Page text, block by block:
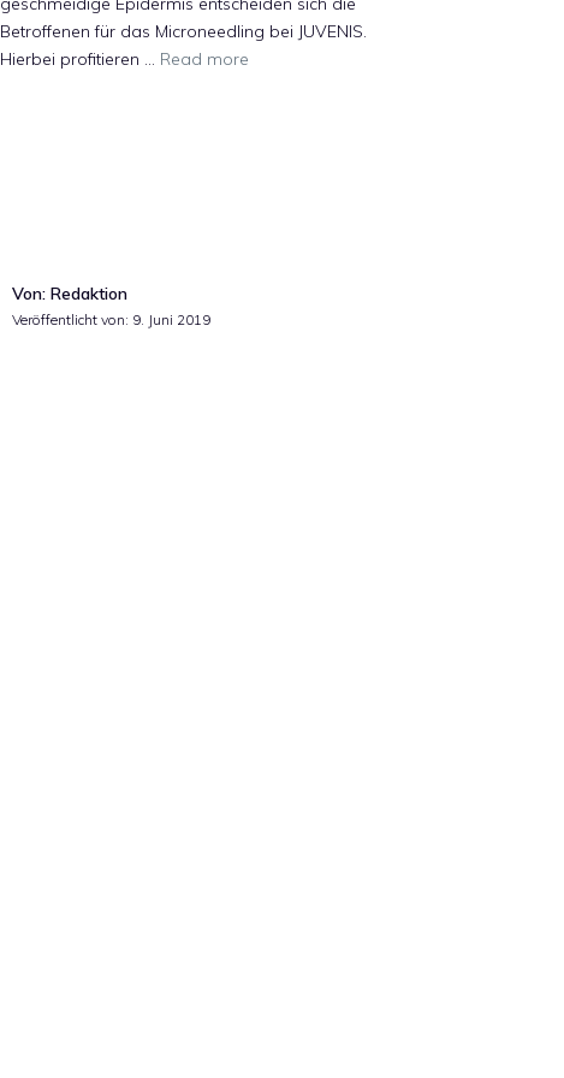
Betroffenen für das Microneedling bei JUVENIS.
Hierbei profitieren … Read more
Von: Redaktion
Veröffentlicht von: 9. Juni 2019